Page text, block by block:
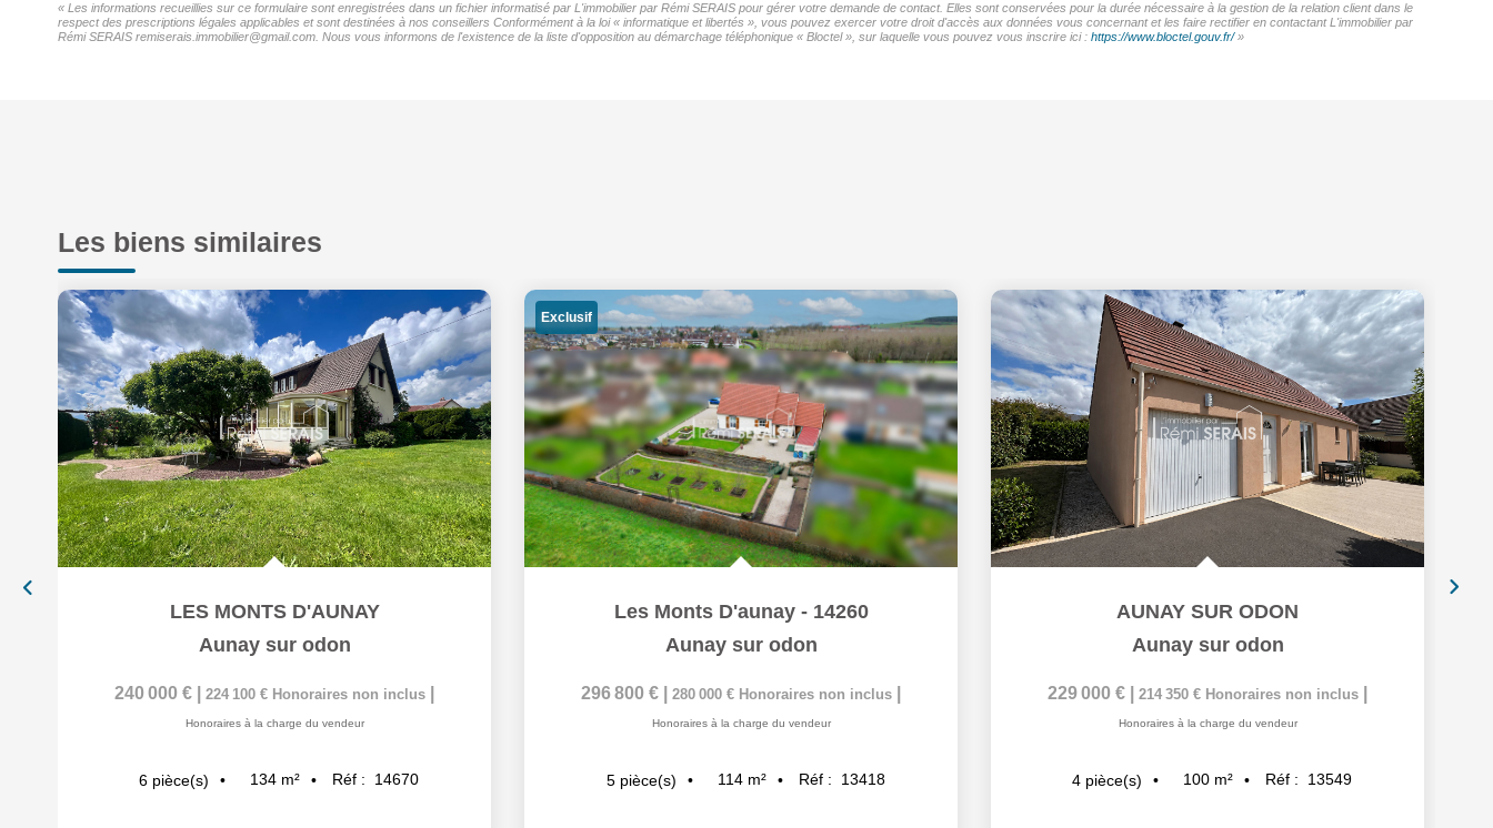
« Les informations recueillies sur ce formulaire sont enregistrées dans un fichier informatisé par L'immobilier par Rémi SERAIS pour gérer votre demande de contact. Elles sont conservées pour la durée nécessaire à la gestion de la relation client dans le
respect des prescriptions légales applicables et sont destinées à nos conseillers Conformément à la loi « informatique et libertés », vous pouvez exercer votre droit d'accès aux données vous concernant et les faire rectifier en contactant L'immobilier par
Rémi SERAIS remiserais.immobilier@gmail.com. Nous vous informons de l'existence de la liste d'opposition au démarchage téléphonique « Bloctel », sur laquelle vous pouvez vous inscrire ici : https://www.bloctel.gouv.fr/»
Les biens similaires
LES MONTS D'AUNAY
Aunay sur odon
240 000 € 224 100 € Honoraires non inclus
Honoraires à la charge du vendeur
6 pièce(s) 134 m² Réf : 14670
Exclusif
Les Monts D'aunay - 14260
Aunay sur odon
296 800 € 280 000 € Honoraires non inclus
Honoraires à la charge du vendeur
5 pièce(s) 114 m² Réf : 13418
AUNAY SUR ODON
Aunay sur odon
229 000 € 214 350 € Honoraires non inclus
Honoraires à la charge du vendeur
4 pièce(s) 100 m² Réf : 13549